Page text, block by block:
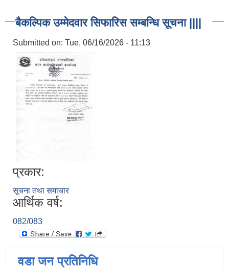
बैकल्पिक उम्मेदवार सिफारिस सम्बन्धि सूचना ||||
Submitted on: Tue, 06/16/2026 - 11:13
प्रकार:
सूचना तथा समाचार
आर्थिक वर्ष:
082/083
वडा जन प्रतिनिधि